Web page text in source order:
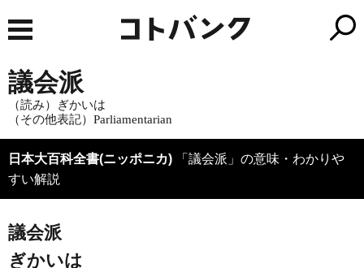
議会派
（読み）ぎかいは
（その他表記）Parliamentarian
日本大百科全書(ニッポニカ) 「議会派」の意味・わかりや
すい解説
議会派
ぎかいは